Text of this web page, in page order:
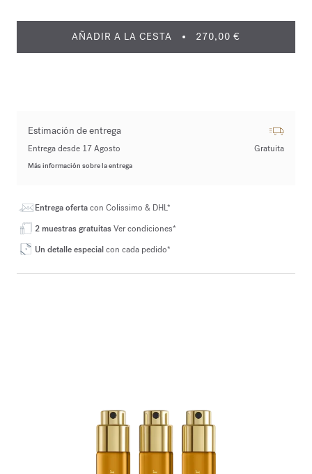
AÑADIR A LA CESTA 270,00 €
Estimación de entrega
Entrega desde 17 Agosto Gratuita
Más información sobre la entrega
Entrega ofertacon Colissimo & DHL*
2 muestras gratuitasVer condiciones*
Un detalle especialcon cada pedido*